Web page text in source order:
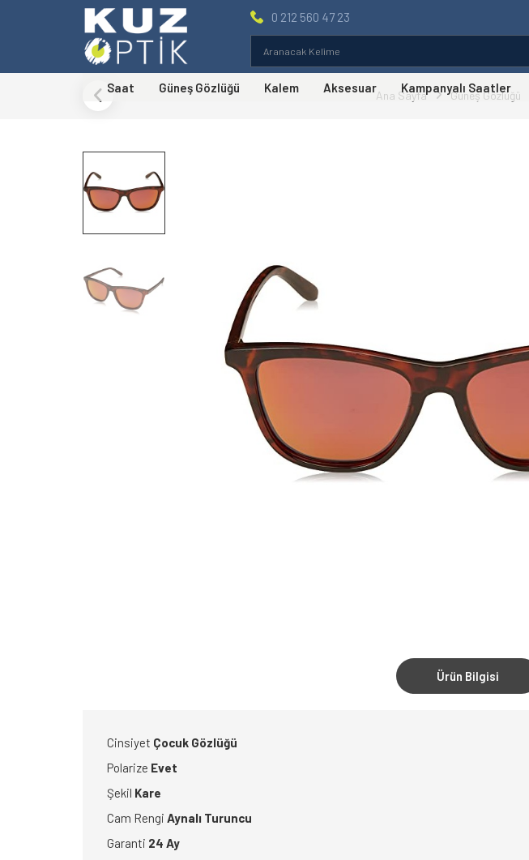
0 212 560 47 23
Saat Güneş Gözlüğü Kalem Aksesuar Kampanyalı Saatler
Ana Sayfa Güneş Gözlüğü
Ürün Bilgisi
Cinsiyet Çocuk Gözlüğü
Polarize Evet
Şekil Kare
Cam Rengi Aynalı Turuncu
Garanti 24 Ay